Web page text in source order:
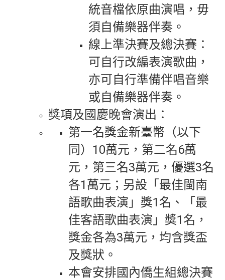
統音檔依原曲演唱，毋
須自備樂器伴奏。
線上準決賽及總決賽：
可自行改編表演歌曲，
亦可自行準備伴唱音樂
或自備樂器伴奏。
獎項及國慶晚會演出：
第一名獎金新臺幣（以下
同）10萬元，第二名6萬
元，第三名3萬元，優選3名
各1萬元；另設「最佳閩南
語歌曲表演」獎1名、「最
佳客語歌曲表演」獎1名，
獎金各為3萬元，均含獎盃
及獎狀。
本會安排國內僑生組總決賽